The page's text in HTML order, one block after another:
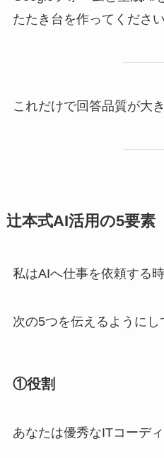
たたき台を作ってください
これだけで回答品質が大
辻本式AI活用の5要素
私はAIへ仕事を依頼する時
次の5つを伝えるようにし
①役割
あなたは優秀なITコーディ